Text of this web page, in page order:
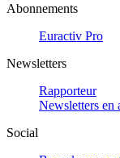
Abonnements
Euractiv Pro
Newsletters
Rapporteur
Newsletters en
Social